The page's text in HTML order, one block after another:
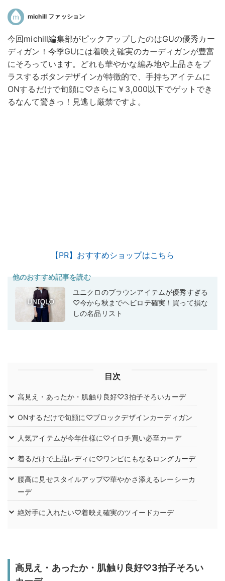
michill ファッション
今回michill編集部がピックアップしたのはGUの優秀カー
ディガン！今季GUには着映え確実のカーディガンが豊富
にそろっています。どれも華やかな編み地や上品さをプ
ラスするボタンデザインが特徴的で、手持ちアイテムに
ONするだけで旬顔に♡さらに￥3,000以下でゲットでき
るなんて驚きっ！見逃し厳禁ですよ。
【PR】おすすめショップはこちら
他のおすすめ記事を読む
ユニクロのブラウンアイテムが優秀すぎる
♡今から秋までヘビロテ確実！買って損な
しの名品リスト
目次
高見え・あったか・肌触り良好♡3拍子そろいカーデ
ONするだけで旬顔に♡ブロックデザインカーディガン
人気アイテムが今年仕様に♡イロチ買い必至カーデ
着るだけで上品レディに♡ワンピにもなるロングカーデ
腰高に見せスタイルアップ♡華やかさ添えるレーシーカ
ーデ
絶対手に入れたい♡着映え確実のツイードカーデ
高見え・あったか・肌触り良好♡3拍子そろい